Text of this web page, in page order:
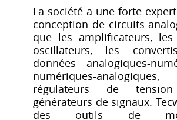
La société a une forte
conception de circuits
que les amplificateurs,
oscillateurs, les
données analogiques-
numériques-
régulateurs de
générateurs de signaux.
des outils de